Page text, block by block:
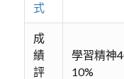
式
成
績
評
學習精神
10%